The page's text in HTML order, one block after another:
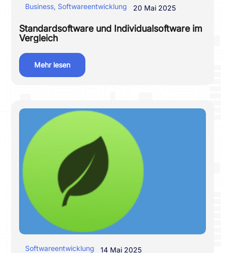
Business, Softwareentwicklung 20 Mai 2025
Standardsoftware und Individualsoftware im
Vergleich
Mehr lesen
Softwareentwicklung 14 Mai 2025